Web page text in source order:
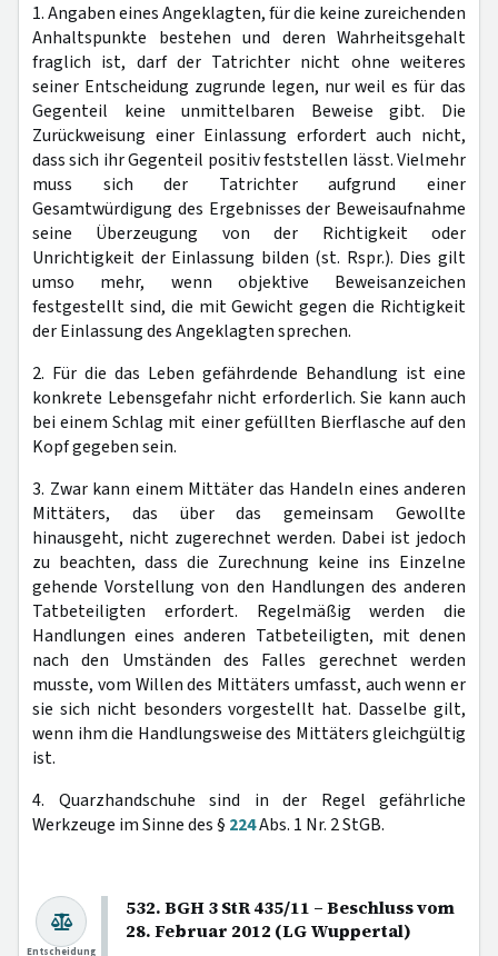
1. Angaben eines Angeklagten, für die keine zureichenden
Anhaltspunkte bestehen und deren Wahrheitsgehalt
fraglich ist, darf der Tatrichter nicht ohne weiteres
seiner Entscheidung zugrunde legen, nur weil es für das
Gegenteil keine unmittelbaren Beweise gibt. Die
Zurückweisung einer Einlassung erfordert auch nicht,
dass sich ihr Gegenteil positiv feststellen lässt. Vielmehr
muss sich der Tatrichter aufgrund einer
Gesamtwürdigung des Ergebnisses der Beweisaufnahme
seine Überzeugung von der Richtigkeit oder
Unrichtigkeit der Einlassung bilden (st. Rspr.). Dies gilt
umso mehr, wenn objektive Beweisanzeichen
festgestellt sind, die mit Gewicht gegen die Richtigkeit
der Einlassung des Angeklagten sprechen.
2. Für die das Leben gefährdende Behandlung ist eine
konkrete Lebensgefahr nicht erforderlich. Sie kann auch
bei einem Schlag mit einer gefüllten Bierflasche auf den
Kopf gegeben sein.
3. Zwar kann einem Mittäter das Handeln eines anderen
Mittäters, das über das gemeinsam Gewollte
hinausgeht, nicht zugerechnet werden. Dabei ist jedoch
zu beachten, dass die Zurechnung keine ins Einzelne
gehende Vorstellung von den Handlungen des anderen
Tatbeteiligten erfordert. Regelmäßig werden die
Handlungen eines anderen Tatbeteiligten, mit denen
nach den Umständen des Falles gerechnet werden
musste, vom Willen des Mittäters umfasst, auch wenn er
sie sich nicht besonders vorgestellt hat. Dasselbe gilt,
wenn ihm die Handlungsweise des Mittäters gleichgültig
ist.
4. Quarzhandschuhe sind in der Regel gefährliche
Werkzeuge im Sinne des § 224Abs. 1 Nr. 2 StGB.
532. BGH 3 StR 435/11 – Beschluss vom
28. Februar 2012 (LG Wuppertal)
Entscheidung